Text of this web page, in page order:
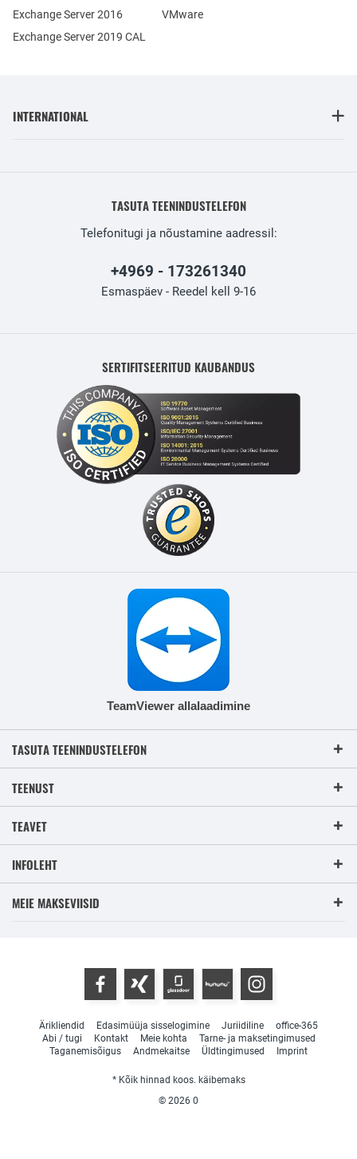
Exchange Server 2016
Exchange Server 2019 CAL
VMware
INTERNATIONAL
TASUTA TEENINDUSTELEFON
Telefonitugi ja nõustamine aadressil:
+4969 - 173261340
Esmaspäev - Reedel kell 9-16
SERTIFITSEERITUD KAUBANDUS
TeamViewer allalaadimine
TASUTA TEENINDUSTELEFON
TEENUST
TEAVET
INFOLEHT
MEIE MAKSEVIISID
Ärikliendid Edasimüüja sisselogimine Juriidiline
office-365
Abi / tugi
Kontakt Meie kohta
Tarne- ja maksetingimused
Taganemisõigus
Andmekaitse Üldtingimused Imprint
* Kõik hinnad koos. käibemaks
© 2026 0